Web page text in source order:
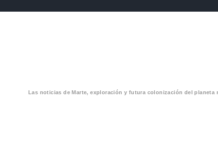
Las noticias de Marte, exploración y futura colonización del planeta